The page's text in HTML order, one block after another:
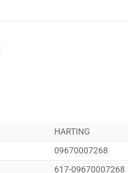
HARTING
09670007268
617-09670007268